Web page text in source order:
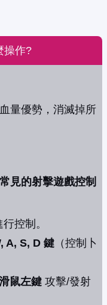
操作?
量優勢，消滅掉所
見的射擊遊戲控制
行控制。
A, S, D 鍵 （控制卜
鼠左鍵 攻擊/發射